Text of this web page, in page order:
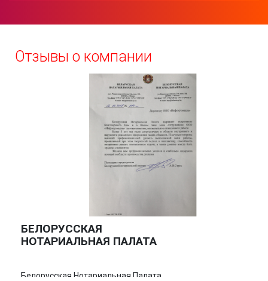
Отзывы о компании
БЕЛОРУССКАЯ
НОТАРИАЛЬНАЯ ПАЛАТА
Белорусская Нотариальная Палата